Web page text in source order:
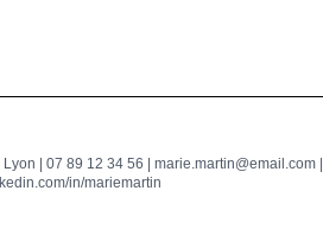
| 07 89 12 34 56 | marie.martin@email.com |
in/mariemartin